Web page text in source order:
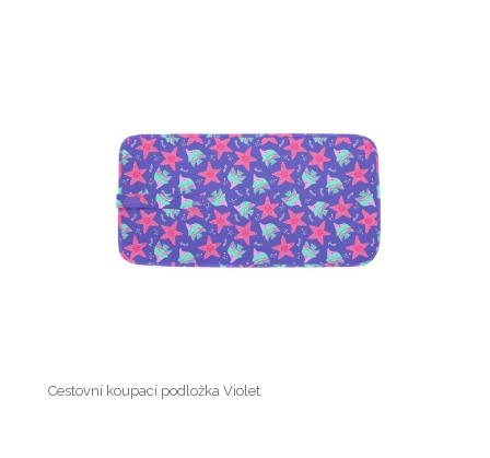
Cestovní koupací podložka Violet